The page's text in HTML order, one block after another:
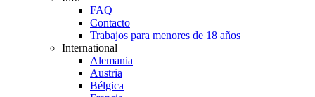
FAQ
Contacto
Trabajos para menores de 18 años
International
Alemania
Austria
Bélgica